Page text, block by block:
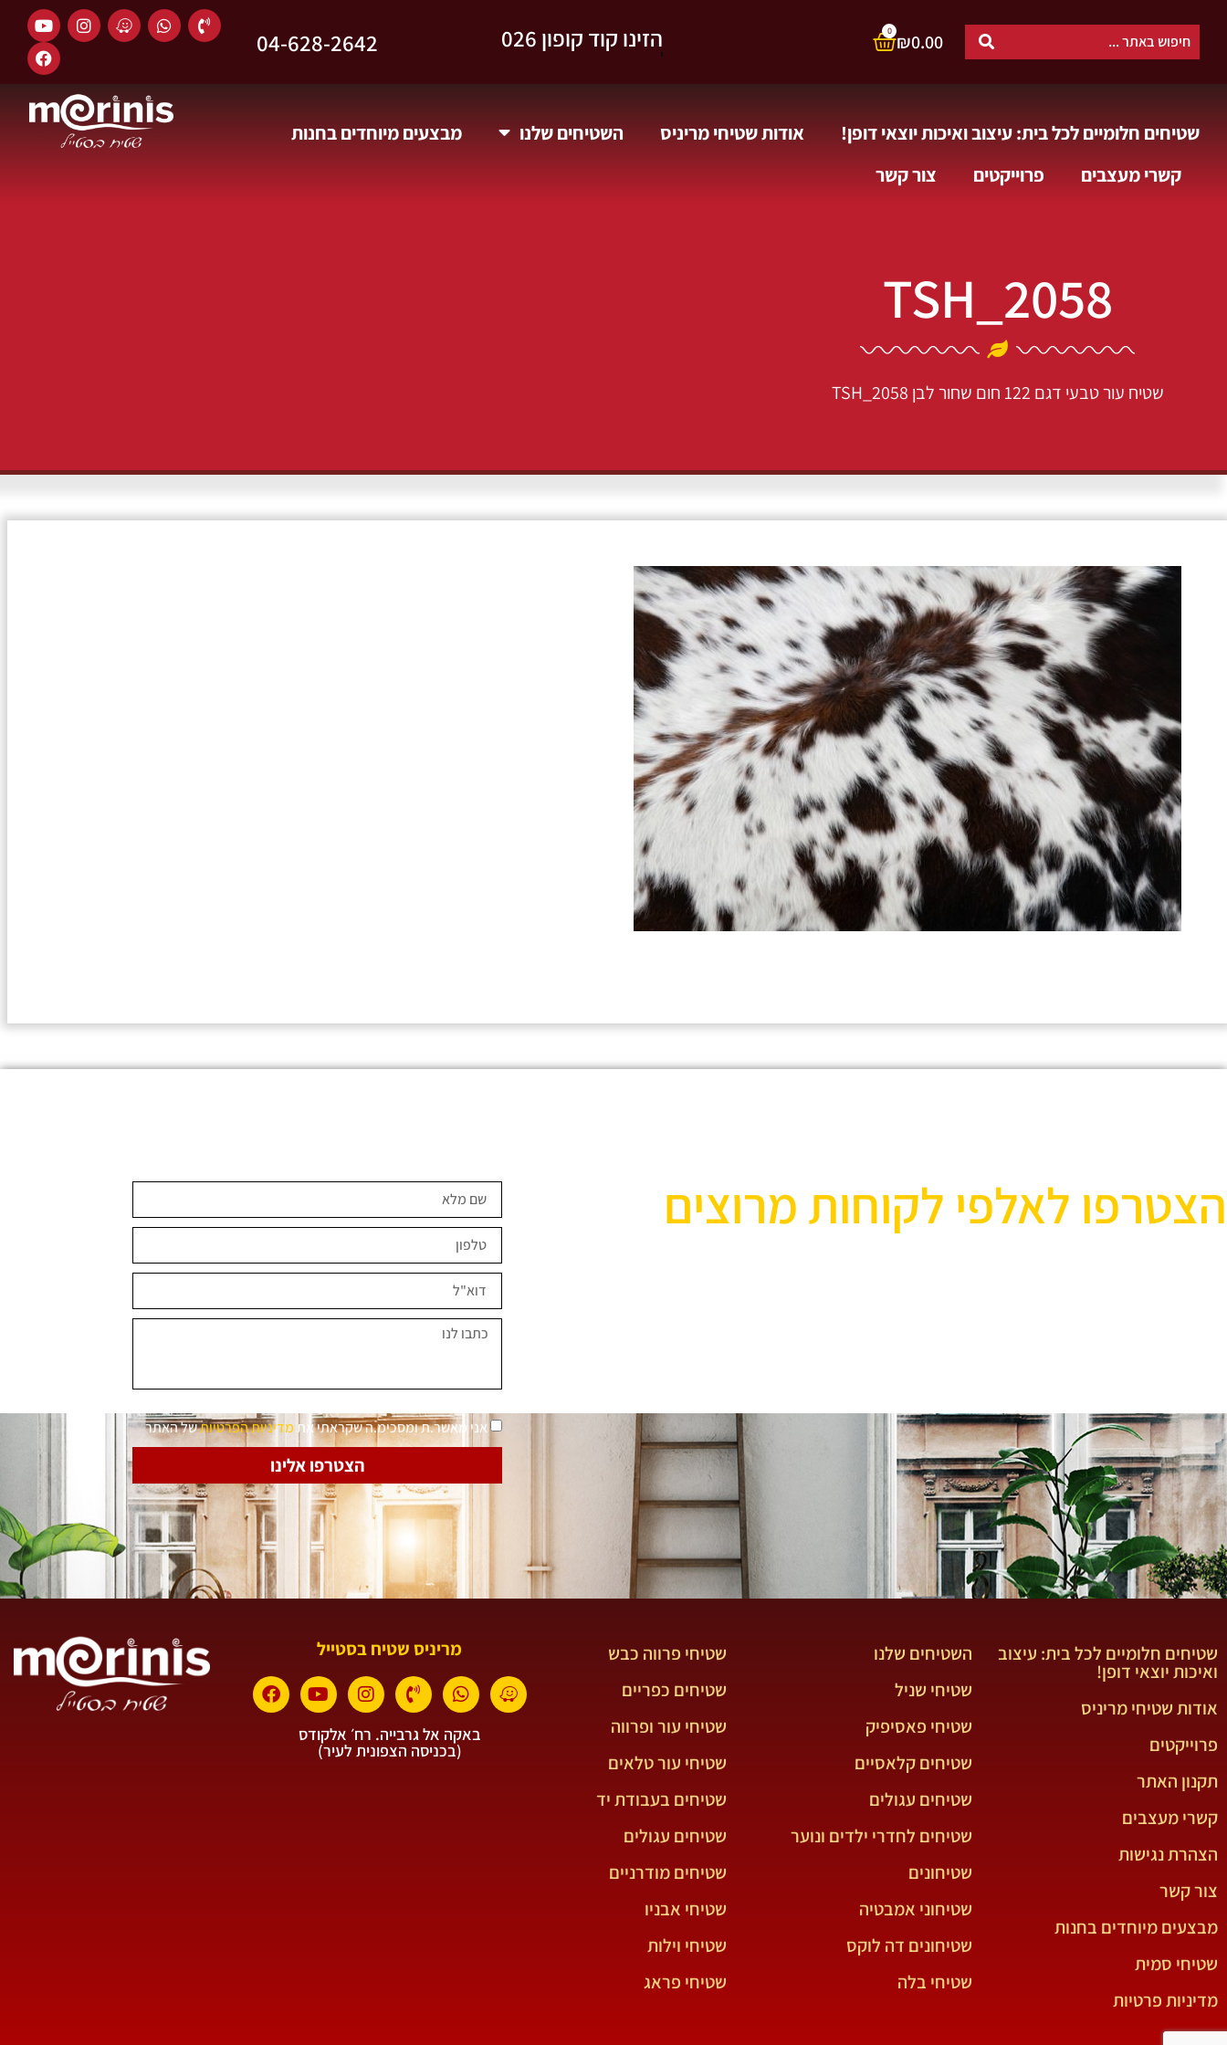
₪0.00
0 וקבלו 10% הנחה. 04-628-2642
שטיחים חלומיים לכל בית: עיצוב ואיכות יוצאי דופן! אודות שטיחי מריניס השטיחים שלנו
מבצעים מיוחדים בחנות
קשרי מעצבים
פרוייקטים צור קשר
TSH_2058
שטיח עור טבעי דגם 122 חום שחור לבן TSH_2058
הצטרפו לאלפי לקוחות מרוצים
אני מאשר.ת ומסכימ.ה שקראתי את מדיניות הפרטיותשל האתר
הצטרפו אלינו
שטיחים חלומיים לכל בית: עיצוב
ואיכות יוצאי דופן!
אודות שטיחי מריניס
פרוייקטים
תקנון האתר
קשרי מעצבים
הצהרת נגישות
צור קשר
מבצעים מיוחדים בחנות
שטיחי סמית
מדיניות פרטיות
השטיחים שלנו
שטיחי שניל
שטיחי פאסיפיק
שטיחים קלאסיים
שטיחים עגולים
שטיחים לחדרי ילדים ונוער
שטיחונים
שטיחוני אמבטיה
שטיחונים דה לוקס
שטיחי בלה
שטיחי פרווה כבש
שטיחים כפריים
שטיחי עור ופרווה
שטיחי עור טלאים
שטיחים בעבודת יד
שטיחים עגולים
שטיחים מודרניים
שטיחי אבניו
שטיחי וילות
שטיחי פראג
מריניס שטיח בסטייל
באקה אל גרבייה. רח׳ אלקודס
(בכניסה הצפונית לעיר)